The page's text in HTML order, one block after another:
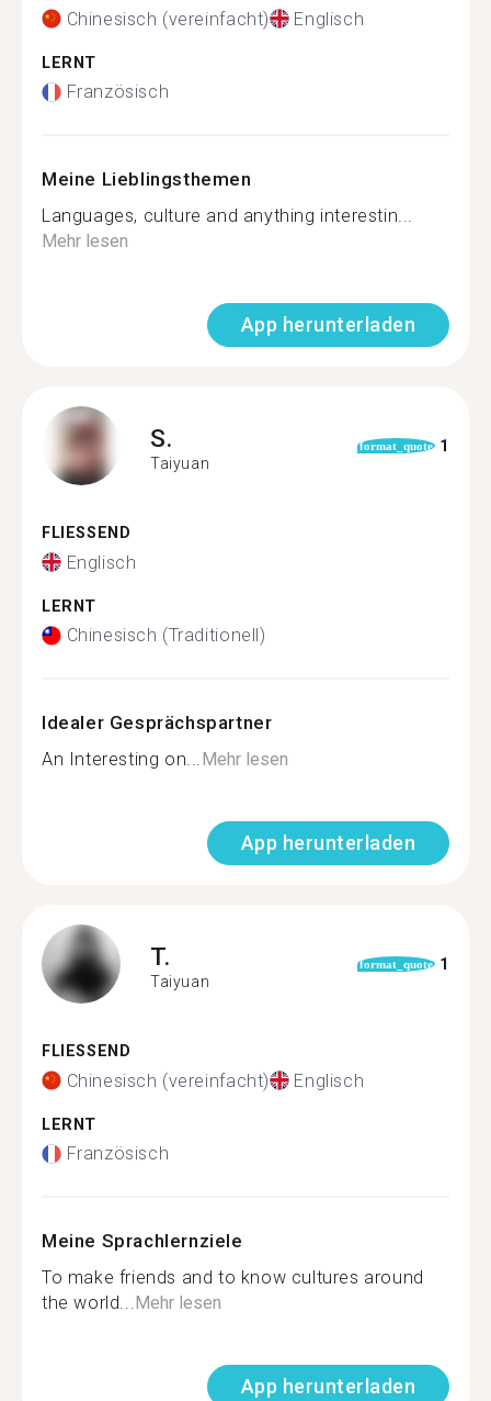
Chinesisch (vereinfacht) Englisch
LERNT
Französisch
Meine Lieblingsthemen
Languages, culture and anything interestin...
Mehr lesen
App herunterladen
S.
Taiyuan
format_quote 1
FLIESSEND
Englisch
LERNT
Chinesisch (Traditionell)
Idealer Gesprächspartner
An Interesting on...Mehr lesen
App herunterladen
T.
Taiyuan
format_quote 1
FLIESSEND
Chinesisch (vereinfacht) Englisch
LERNT
Französisch
Meine Sprachlernziele
To make friends and to know cultures around
the world...Mehr lesen
App herunterladen